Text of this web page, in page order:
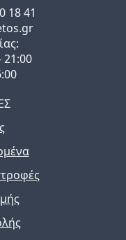
18 41
21:00